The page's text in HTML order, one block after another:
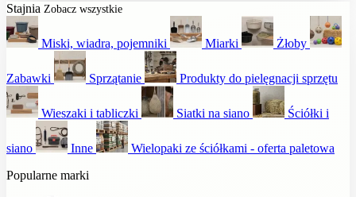
Stajnia Zobacz wszystkie
Miski, wiadra, pojemniki Miarki Żłoby
Zabawki Sprzątanie Produkty do pielęgnacji sprzętu
Wieszaki i tabliczki Siatki na siano Ściółki i
siano Inne
Wielopaki ze ściółkami - oferta paletowa
Popularne marki